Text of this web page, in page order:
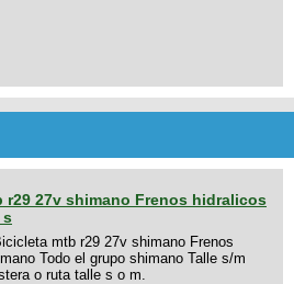
r29 27v shimano Frenos hidralicos
mtb r29 27v shimano Frenos
Todo el grupo shimano Talle s/m
o ruta talle s o m.